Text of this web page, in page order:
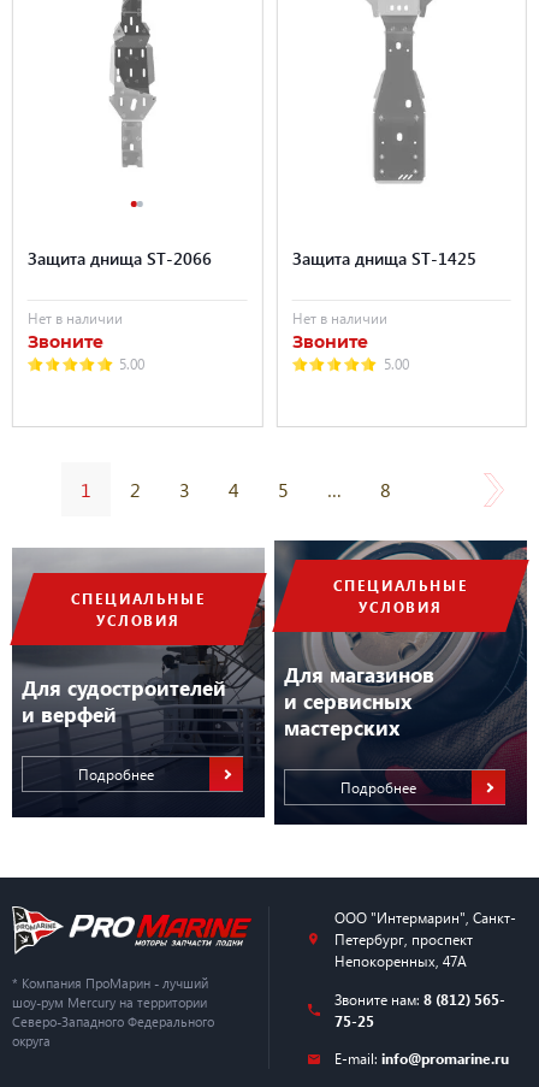
СПЕЦИАЛЬНЫЕ
УСЛОВИЯ
Для судостроителей
и верфей
Подробнее
СПЕЦИАЛЬНЫЕ
УСЛОВИЯ
Для магазинов
и сервисных
мастерских
Подробнее
Защита днища ST-2066
Нет в наличии
Звоните
5.00
Защита днища ST-1425
Нет в наличии
Звоните
5.00
1 2 3 4 5 … 8
* Компания ПроМарин - лучший
шоу-рум Mercury на территории
Северо-Западного Федерального
округа
ООО "Интермарин" Санкт-
Петербург, проспект
Непокоренных, 47А
Звоните нам: 8 (812) 565-
75-25
E-mail: info@promarine.ru